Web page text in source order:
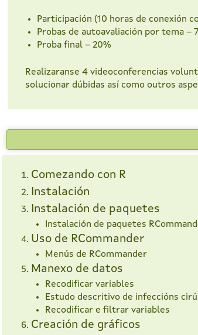
Participación (10 horas de conexión
Probas de autoavaliación por tema –
Proba final – 20%
Realizaranse 4 videoconferencias
solucionar dúbidas así como outros
Comezando con R
Instalación
Instalación de paquetes
Instalación de paquetes
Uso de RCommander
Menús de RCommander
Manexo de datos
Recodificar variables
Estudo descritivo de infeccións
Recodificar e filtrar variables
Creación de gráficos